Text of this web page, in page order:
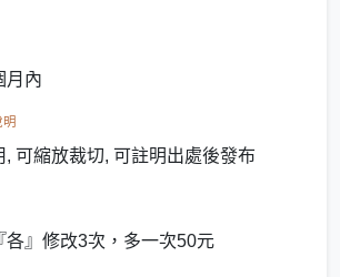
月內
明
, 可縮放裁切, 可註明出處後發布
各』修改3次，多一次50元